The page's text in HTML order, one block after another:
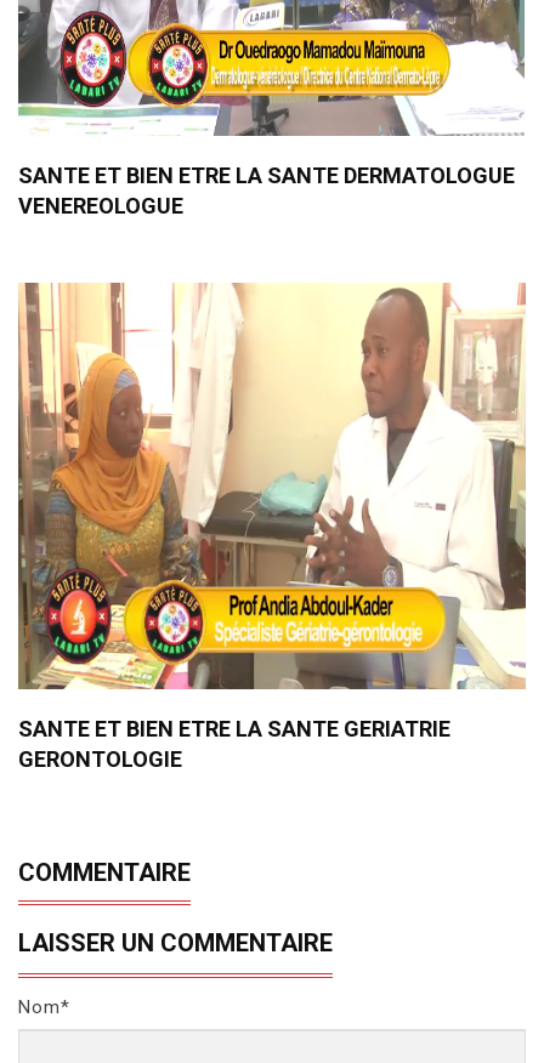
SANTE ET BIEN ETRE LA SANTE DERMATOLOGUE
VENEREOLOGUE
SANTE ET BIEN ETRE LA SANTE GERIATRIE
GERONTOLOGIE
COMMENTAIRE
LAISSER UN COMMENTAIRE
Nom*